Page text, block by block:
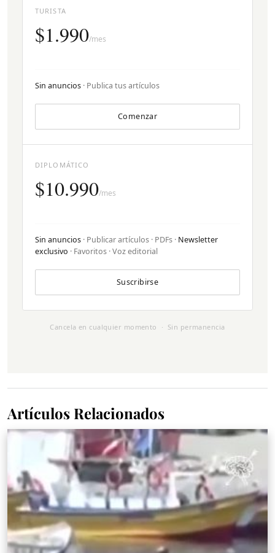
TURISTA
$1.990/mes
Sin anuncios · Publica tus artículos
Comenzar
DIPLOMÁTICO
$10.990/mes
Sin anuncios · Publicar artículos · PDFs · Newsletter
exclusivo · Favoritos · Voz editorial
Suscribirse
Cancela en cualquier momento · Sin permanencia
Artículos Relacionados